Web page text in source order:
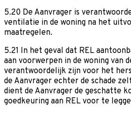
5.20 De Aanvrager is
ventilatie in de woning na het
maatregelen.
5.21 In het geval dat REL
aan voorwerpen in de woning van
verantwoordelijk zijn voor het
de Aanvrager echter de schade
dient de Aanvrager de geschatte
goedkeuring aan REL voor te